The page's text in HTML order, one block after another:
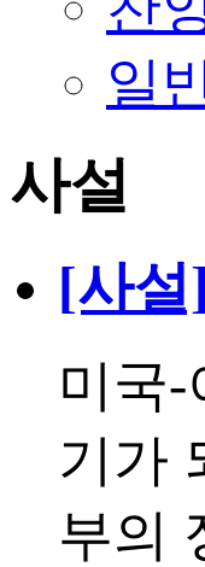
일
사설
[사설
미국
기가
부의